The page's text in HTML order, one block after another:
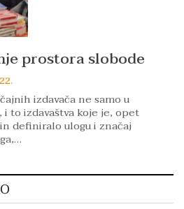
prostora slobode
izdavača ne samo u
to izdavaštva koje je, opet
definiralo ulogu i značaj